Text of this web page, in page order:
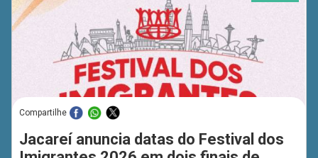
Compartilhe
Jacareí anuncia datas do Festival dos